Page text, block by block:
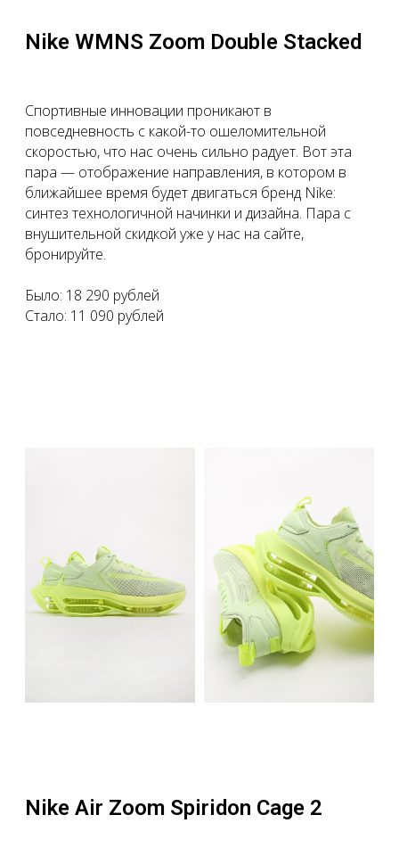
Nike WMNS Zoom Double Stacked
Спортивные инновации проникают в
повседневность с какой-то ошеломительной
скоростью, что нас очень сильно радует. Вот эта
пара — отображение направления, в котором в
ближайшее время будет двигаться бренд Nike:
синтез технологичной начинки и дизайна. Пара с
внушительной скидкой уже у нас на сайте,
бронируйте.
Было: 18 290 рублей
Стало: 11 090 рублей
Nike Air Zoom Spiridon Cage 2